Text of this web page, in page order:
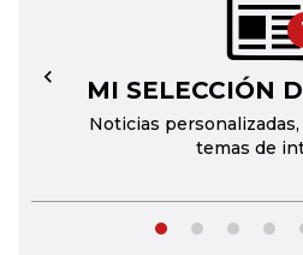
MI SELECCIÓN
Noticias
temas de
←